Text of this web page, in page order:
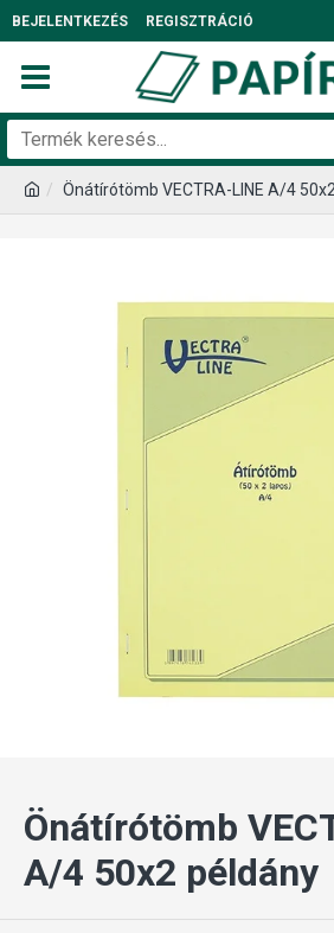
BEJELENTKEZÉS REGISZTRÁCIÓ
Önátírótömb VECTRA-LINE A/4
Önátírótömb
A/4 50x2 példány